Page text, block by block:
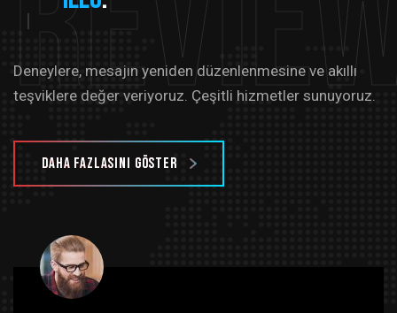
Deneylere, mesajın yeniden düzenlenmesine ve akıllı
teşviklere değer veriyoruz. Çeşitli hizmetler sunuyoruz.
Daha fazlasını göster